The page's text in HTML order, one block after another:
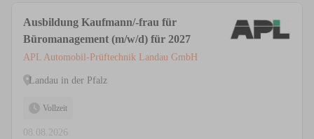
Ausbildung Kaufmann/-frau für
Büromanagement (m/w/d) für 2027
APL Automobil-Prüftechnik Landau GmbH
Landau in der Pfalz
Vollzeit
08.08.2026